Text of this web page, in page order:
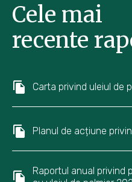
Cele mai
recente
Carta privind uleiul de
Planul de acțiune
Raportul anual privind